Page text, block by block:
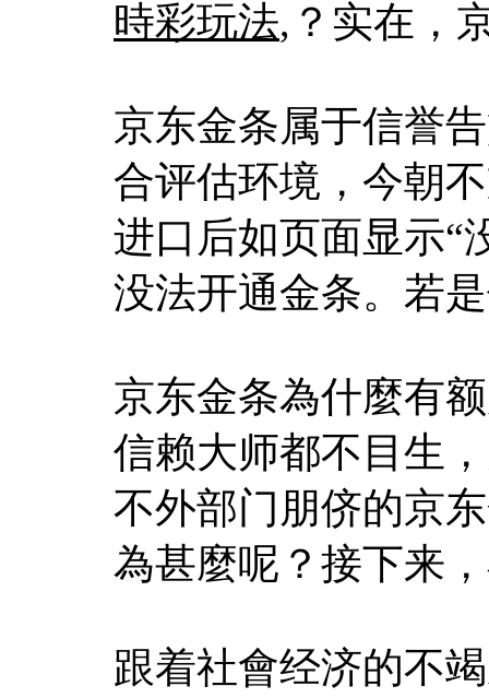
時彩玩法,？实在，
京东金条属于信誉
合评估环境，今朝
进口后如页面显示“
没法开通金条。若
京东金条為什麼有
信赖大师都不目生
不外部门朋侪的京
為甚麼呢？接下来
跟着社會经济的不